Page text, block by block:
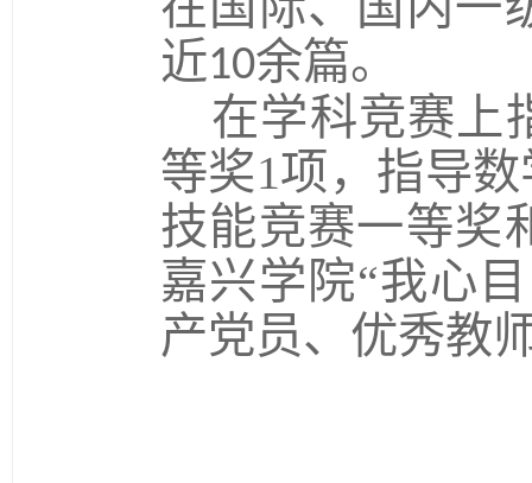
近10余篇。
在学科竞赛上
等奖1项，指导
技能竞赛一等奖
嘉兴学院“我心
产党员、优秀教